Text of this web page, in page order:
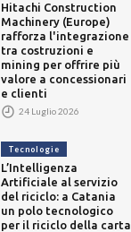
Hitachi Construction
Machinery (Europe)
rafforza l'integrazione
tra costruzioni e
mining per offrire più
valore a concessionari
e clienti
24 Luglio 2026
Tecnologie
L’Intelligenza
Artificiale al servizio
del riciclo: a Catania
un polo tecnologico
per il riciclo della carta